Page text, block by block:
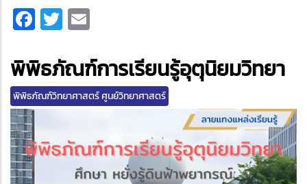
Facebook
Twitter
พิพิธภัณฑ์การเรียนรู้อุตุนิยมวิทยา
พิพิธภัณฑ์วิทยาศาสตร์ ศูนย์วิทยาศาสตร์